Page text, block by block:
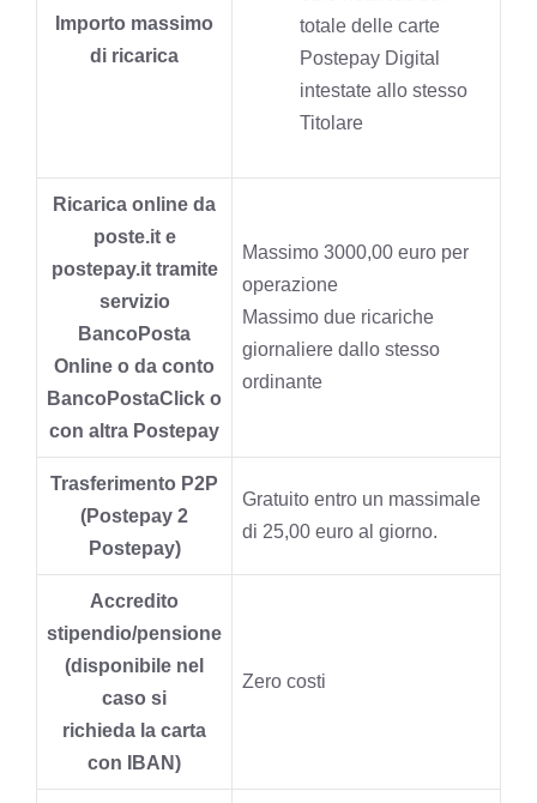
Importo massimo
di ricarica
totale delle carte
Postepay Digital
intestate allo stesso
Titolare
Ricarica online da
poste.it e
postepay.it tramite
servizio
BancoPosta
Online o da conto
BancoPostaClick o
con altra Postepay
Massimo 3000,00 euro per
operazione
Massimo due ricariche
giornaliere dallo stesso
ordinante
Trasferimento P2P
(Postepay 2
Postepay)
Gratuito entro un massimale
di 25,00 euro al giorno.
Accredito
stipendio/pensione
(disponibile nel
caso si
richieda la carta
con IBAN)
Zero costi